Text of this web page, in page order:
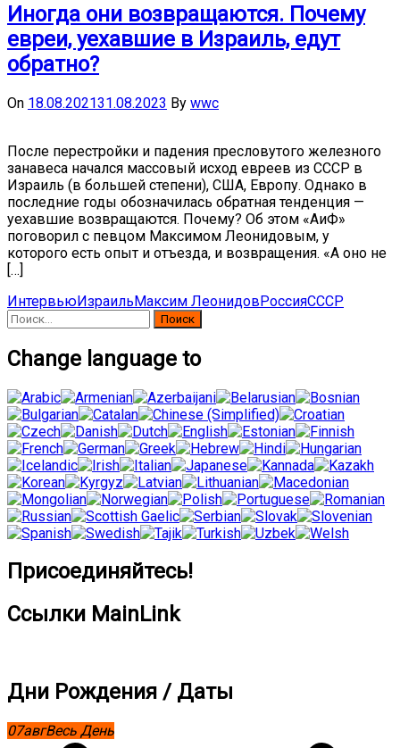
Иногда они возвращаются. Почему
евреи, уехавшие в Израиль, едут
обратно?
On 18.08.202131.08.2023 By wwc
После перестройки и падения пресловутого железного
занавеса начался массовый исход евреев из СССР в
Израиль (в большей степени), США, Европу. Однако в
последние годы обозначилась обратная тенденция —
уехавшие возвращаются. Почему? Об этом «АиФ»
поговорил с певцом Максимом Леонидовым, у
которого есть опыт и отъезда, и возвращения. «А оно не
[…]
ИнтервьюИзраильМаксим ЛеонидовРоссияСССР
Найти:
Change language to
Присоединяйтесь!
Ссылки MainLink
Дни Рождения / Даты
07авгВесь День